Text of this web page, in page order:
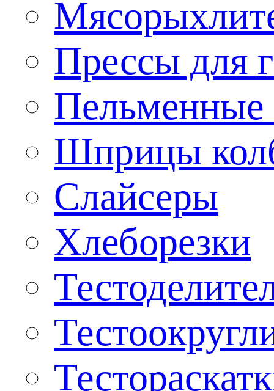
Прессы для
Пельменные
Шприцы
Слайсеры
Хлеборезки